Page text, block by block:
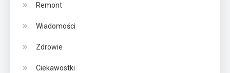
Remont
Wiadomości
Zdrowie
Ciekawostki